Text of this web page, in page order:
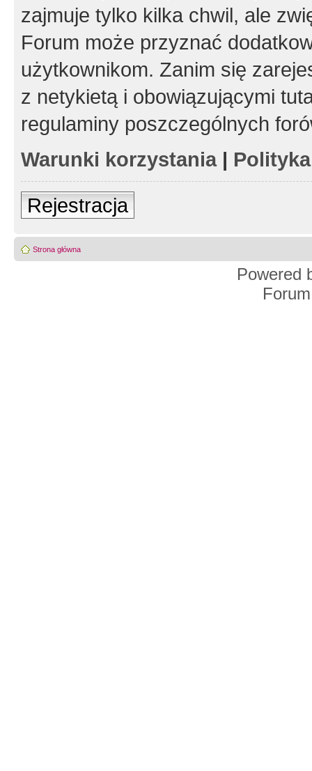
zajmuje tylko kilka chwil, ale
Forum może przyznać
użytkownikom. Zanim się
z netykietą i obowiązującymi
regulaminy poszczególnych
Warunki korzystania|
Rejestracja
Strona główna
Powered